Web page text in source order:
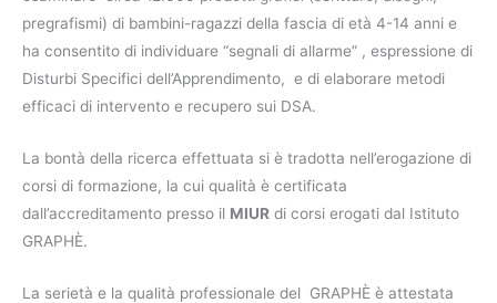
pregrafismi) di bambini-ragazzi della fascia di età 4-14 anni e
ha consentito di individuare “segnali di allarme” , espressione di
Disturbi Specifici dell’Apprendimento, e di elaborare metodi
efficaci di intervento e recupero sui DSA.
La bontà della ricerca effettuata si è tradotta nell’erogazione di
corsi di formazione, la cui qualità è certificata
dall’accreditamento presso il MIUR di corsi erogati dal Istituto
GRAPHÈ.
La serietà e la qualità professionale del GRAPHÈ è attestata